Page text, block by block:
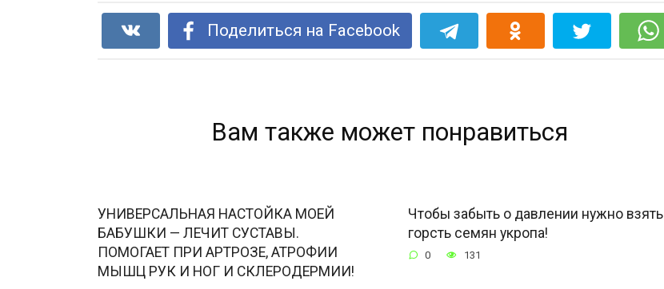
Поделиться на Facebook
Вам также может понравиться
УНИВЕРСАЛЬНАЯ НАСТОЙКА МОЕЙ
БАБУШКИ — ЛЕЧИТ СУСТАВЫ.
ПОМОГАЕТ ПРИ АРТРОЗЕ, АТРОФИИ
МЫШЦ РУК И НОГ И СКЛЕРОДЕРМИИ!
Чтобы забыть о давлении нужно взять
горсть семян укропа!
0 131